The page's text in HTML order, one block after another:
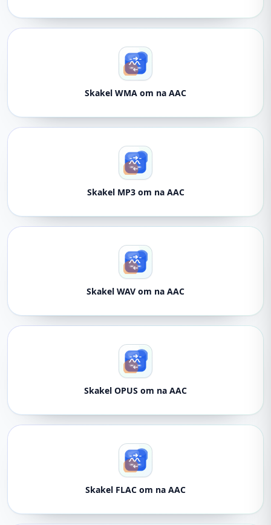
Skakel WMA om na AAC
Skakel MP3 om na AAC
Skakel WAV om na AAC
Skakel OPUS om na AAC
Skakel FLAC om na AAC